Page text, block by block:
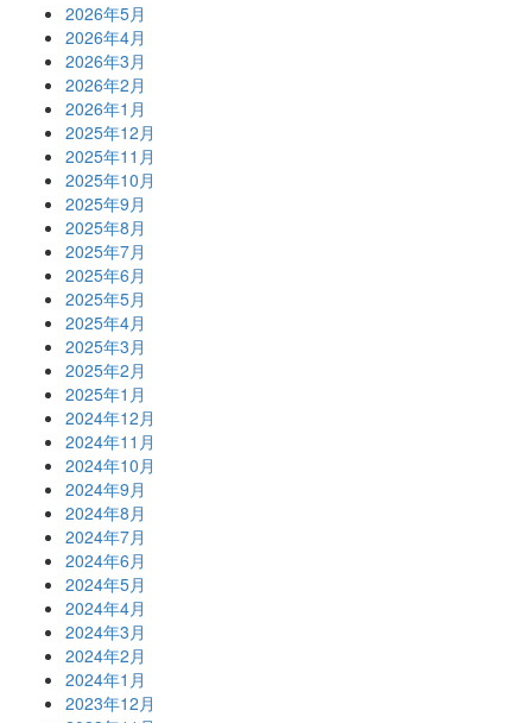
2026年5月
2026年4月
2026年3月
2026年2月
2026年1月
2025年12月
2025年11月
2025年10月
2025年9月
2025年8月
2025年7月
2025年6月
2025年5月
2025年4月
2025年3月
2025年2月
2025年1月
2024年12月
2024年11月
2024年10月
2024年9月
2024年8月
2024年7月
2024年6月
2024年5月
2024年4月
2024年3月
2024年2月
2024年1月
2023年12月